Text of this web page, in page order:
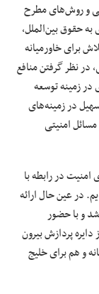
و روش‌های مطرح
حقوق بین‌الملل،
برای خاورمیانه
نظر گرفتن منافع
در زمینه توسعه
در زمینه‌های
امنیتی
امنیت در رابطه با
اکتبر ۲۰۲۰ حمایت کردیم. در عین حال ارائه
و با حضور
پردازش بیرون
و هم برای خلیج